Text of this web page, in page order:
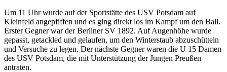
Um 11 Uhr wurde auf der Sportstätte des USV Potsdam auf
Kleinfeld angepfiffen und es ging direkt los im Kampf um den Ball.
Erster Gegner war der Berliner SV 1892. Auf Augenhöhe wurde
gepasst, getackled und gelaufen, um den Winterstaub abzuschütteln
und Versuche zu legen. Der nächste Gegner waren die U 15 Damen
des USV Potsdam, die mit Unterstützung der Jungen Preußen
antraten.